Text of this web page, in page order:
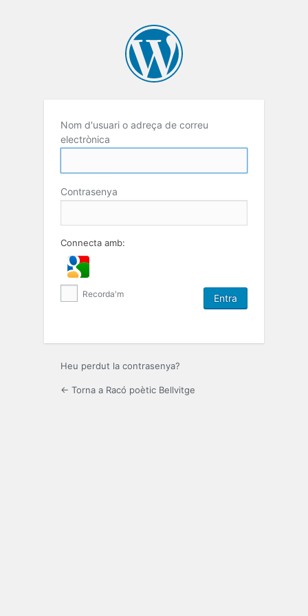
Nom d'usuari o adreça de correu
electrònica
Contrasenya
Connecta amb:
Recorda'm
Heu perdut la contrasenya?
← Torna a Racó poètic Bellvitge